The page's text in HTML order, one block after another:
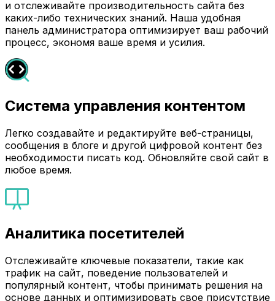
и отслеживайте производительность сайта без
каких-либо технических знаний. Наша удобная
панель администратора оптимизирует ваш рабочий
процесс, экономя ваше время и усилия.
Система управления контентом
Легко создавайте и редактируйте веб-страницы,
сообщения в блоге и другой цифровой контент без
необходимости писать код. Обновляйте свой сайт в
любое время.
Аналитика посетителей
Отслеживайте ключевые показатели, такие как
трафик на сайт, поведение пользователей и
популярный контент, чтобы принимать решения на
основе данных и оптимизировать свое присутствие